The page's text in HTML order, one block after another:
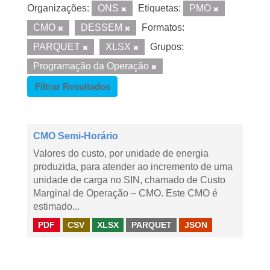
Organizações: ONS Etiquetas:
PMO
CMO
DESSEM
Formatos:
PARQUET
XLSX
Grupos:
Programação da Operação
Filtrar Resultados
CMO Semi-Horário
Valores do custo, por unidade de energia
produzida, para atender ao incremento de uma
unidade de carga no SIN, chamado de Custo
Marginal de Operação – CMO. Este CMO é
estimado...
PDF CSV XLSX PARQUET JSON